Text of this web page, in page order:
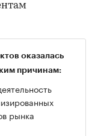
оказалась
причинам:
рынка